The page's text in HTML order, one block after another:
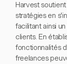
Harvest
stratégies en
facilitant ainsi
clients. En
fonctionnalités
freelances